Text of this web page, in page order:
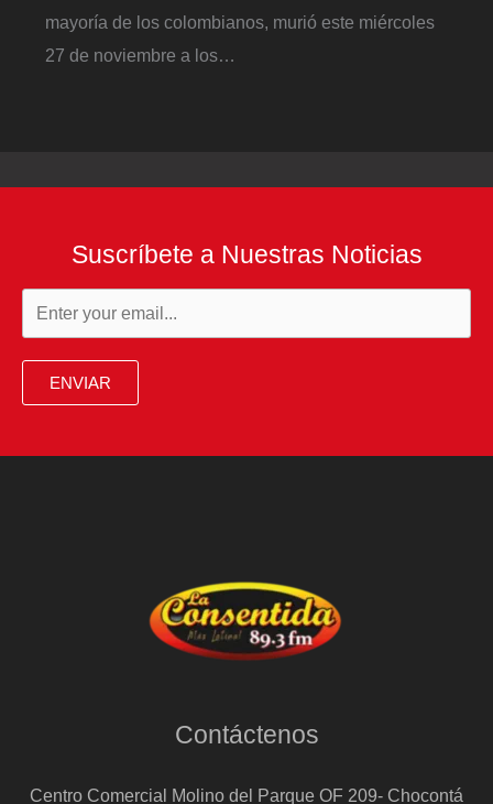
mayoría de los colombianos, murió este miércoles
27 de noviembre a los…
Suscríbete a Nuestras Noticias
ENVIAR
Contáctenos
Centro Comercial Molino del Parque OF 209- Chocontá